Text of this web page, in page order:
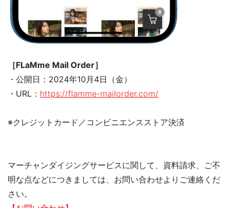
［FLaMme Mail Order］
・公開日：2024年10月4日（金）
・URL： https://flamme-mailorder.com/
※クレジットカード／コンビニエンスストア決済
マーチャンダイジングサービスに関して、資料請求、ご不
明な点などにつきましては、お問い合わせよりご連絡くだ
さい。